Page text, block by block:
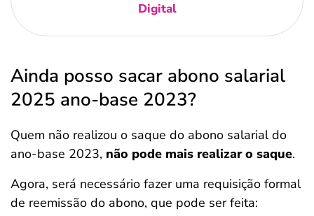
Digital
Ainda posso sacar abono salarial
2025 ano-base 2023?
Quem não realizou o saque do abono salarial do
ano-base 2023, não pode mais realizar o saque.
Agora, será necessário fazer uma requisição formal
de reemissão do abono, que pode ser feita: